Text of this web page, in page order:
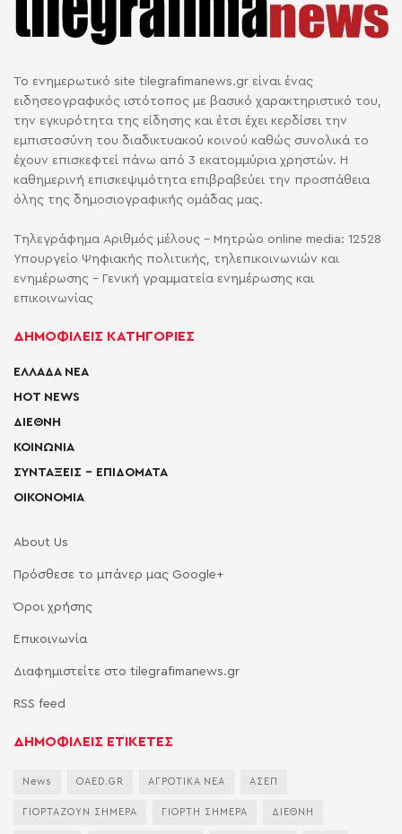
Το ενημερωτικό site tilegrafimanews.gr είναι ένας
ειδησεογραφικός ιστότοπος με βασικό χαρακτηριστικό του,
την εγκυρότητα της είδησης και έτσι έχει κερδίσει την
εμπιστοσύνη του διαδικτυακού κοινού καθώς συνολικά το
έχουν επισκεφτεί πάνω από 3 εκατομμύρια χρηστών. Η
καθημερινή επισκεψιμότητα επιβραβεύει την προσπάθεια
όλης της δημοσιογραφικής ομάδας μας.
Τηλεγράφημα Αριθμός μέλους - Μητρώο online media: 12528
Υπουργείο Ψηφιακής πολιτικής, τηλεπικοινωνιών και
ενημέρωσης - Γενική γραμματεία ενημέρωσης και
επικοινωνίας
ΔΗΜΟΦΙΛΕΙΣ ΚΑΤΗΓΟΡΙΕΣ
ΕΛΛΑΔΑ ΝΕΑ
HOT NEWS
ΔΙΕΘΝΗ
ΚΟΙΝΩΝΙΑ
ΣΥΝΤΑΞΕΙΣ – ΕΠΙΔΟΜΑΤΑ
ΟΙΚΟΝΟΜΙΑ
About Us
Πρόσθεσε το μπάνερ μας Google+
Όροι χρήσης
Επικοινωνία
Διαφημιστείτε στο tilegrafimanews.gr
RSS feed
ΔΗΜΟΦΙΛΕΙΣ ΕΤΙΚΕΤΕΣ
News OAED.GR ΑΓΡΟΤΙΚΑ ΝΕΑ ΑΣΕΠ
ΓΙΟΡΤΑΖΟΥΝ ΣΗΜΕΡΑ ΓΙΟΡΤΗ ΣΗΜΕΡΑ ΔΙΕΘΝΗ